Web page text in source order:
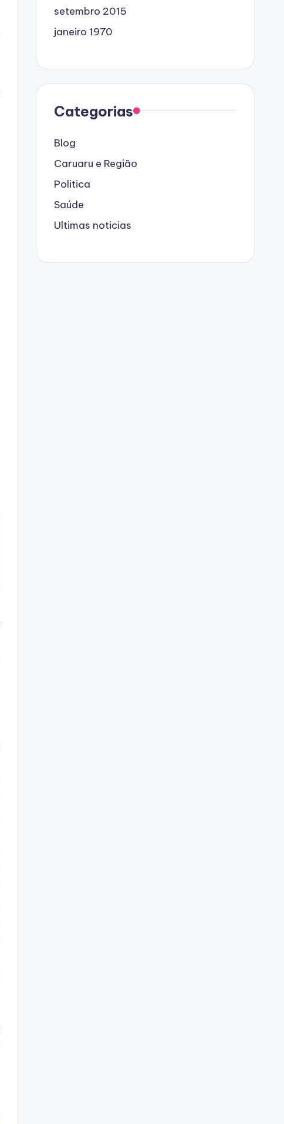
setembro 2015
janeiro 1970
Categorias
Blog
Caruaru e Região
Politica
Saúde
Ultimas noticias